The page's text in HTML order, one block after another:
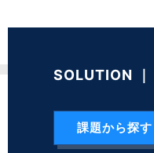
SOLUTION
課題から探す
© 2014-2026